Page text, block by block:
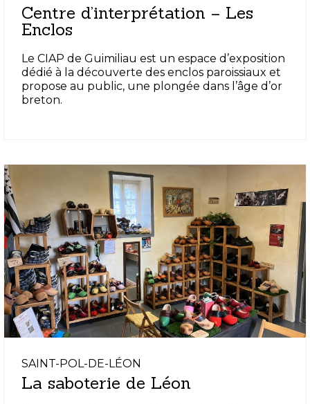
Centre d’interprétation – Les
Enclos
Le CIAP de Guimiliau est un espace d’exposition
dédié à la découverte des enclos paroissiaux et
propose au public, une plongée dans l’âge d’or
breton.
SAINT-POL-DE-LÉON
La saboterie de Léon